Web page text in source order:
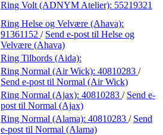
Ring Volt (ADNYM Atelier): 55219321
Ring Helse og Velvære (Ahava):
91361152 / Send e-post til Helse og
Velvære (Ahava)
Ring Tilbords (Aida):
Ring Normal (Air Wick): 40810283 /
Send e-post til Normal (Air Wick)
Ring Normal (Ajax): 40810283 / Send e-
post til Normal (Ajax)
Ring Normal (Alama): 40810283 / Send
e-post til Normal (Alama)